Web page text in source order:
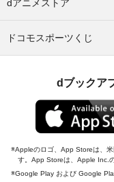
dアニメストア
ドコモスポーツくじ
dブックア
Appleのロゴ、App Storeは、
す。App Storeは、Apple Inc.
Google Play および Google